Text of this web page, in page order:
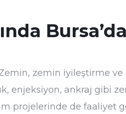
Bursa’da
zemin iyileştirme
enjeksiyon, ankraj gibi
projelerinde de faaliyet